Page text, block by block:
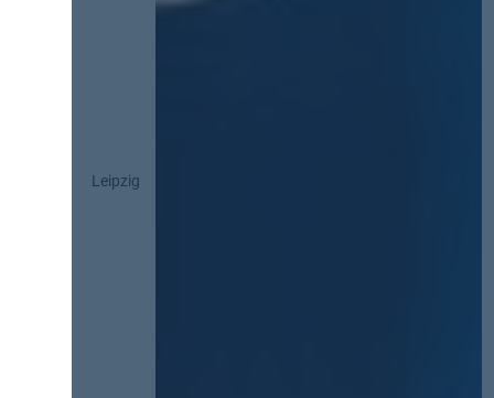
Leipzig